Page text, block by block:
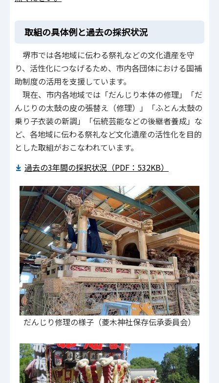
取組の具体例と過去の採択状況
堺市では各地域に伝わる祭礼などの文化遺産を守
り、活性化につなげるため、市内各団体における国補
助制度の活用を支援しています。
現在、市内各地域では「だんじり本体の修理」「だ
んじりの太鼓の皮の張替え（修理）」「ふとん太鼓の
乗り子衣装の新調」「伝統芸能などの後継者養成」な
ど、各地域に伝わる祭礼など文化遺産の活性化を目的
とした取組がおこなわれています。
過去の3年間の採択状況（PDF：532KB）
だんじり修理の様子（菱木神社保存伝承委員会）